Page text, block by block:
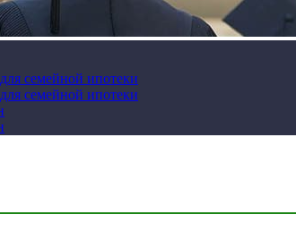
семейной ипотеки
семейной ипотеки